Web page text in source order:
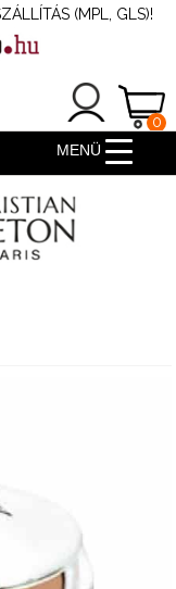
(MPL, GLS)!
0
MENÜ